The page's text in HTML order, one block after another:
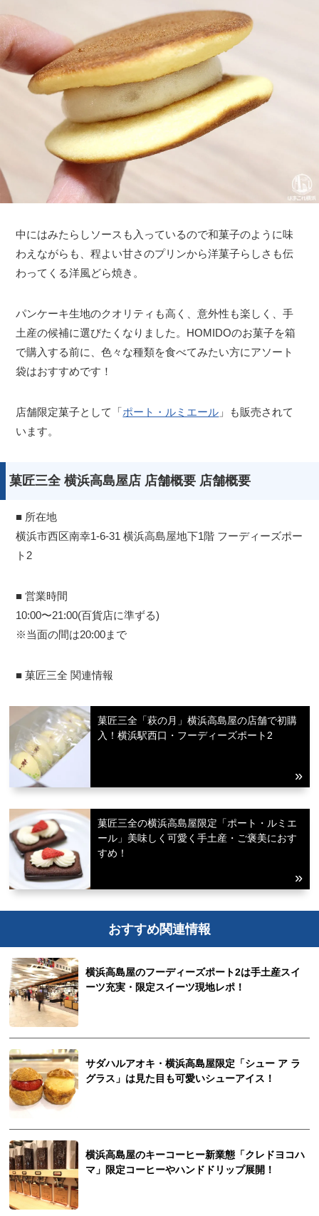
中にはみたらしソースも入っているので和菓子のように味
わえながらも、程よい甘さのプリンから洋菓子らしさも伝
わってくる洋風どら焼き。
パンケーキ生地のクオリティも高く、意外性も楽しく、手
土産の候補に選びたくなりました。HOMIDOのお菓子を箱
で購入する前に、色々な種類を食べてみたい方にアソート
袋はおすすめです！
店舗限定菓子として「ポート・ルミエール 」も販売されて
います。
菓匠三全 横浜高島屋店 店舗概要 店舗概要
■ 所在地
横浜市西区南幸1-6-31 横浜高島屋地下1階 フーディーズポー
ト2
■ 営業時間
10:00〜21:00(百貨店に準ずる)
※当面の間は20:00まで
■ 菓匠三全 関連情報
菓匠三全「萩の月」横浜高島屋の店舗で初購
入！横浜駅西口・フーディーズポート2
菓匠三全の横浜高島屋限定「ポート・ルミエ
ール」美味しく可愛く手土産・ご褒美におす
すめ！
おすすめ関連情報
横浜高島屋のフーディーズポート2は手土産スイ
ーツ充実・限定スイーツ現地レポ！
サダハルアオキ・横浜高島屋限定「シュー ア ラ
グラス」は見た目も可愛いシューアイス！
横浜高島屋のキーコーヒー新業態「クレドヨコハ
マ」限定コーヒーやハンドドリップ展開！